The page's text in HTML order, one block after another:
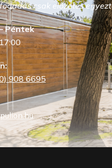
csak előzetes
Péntek
908 6695